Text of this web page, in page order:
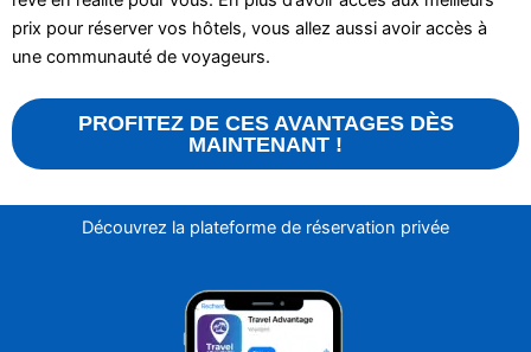
prix pour réserver vos hôtels, vous allez aussi avoir accès à
une communauté de voyageurs.
PROFITEZ DE CES AVANTAGES DÈS
MAINTENANT !
Découvrez la plateforme de réservation privée